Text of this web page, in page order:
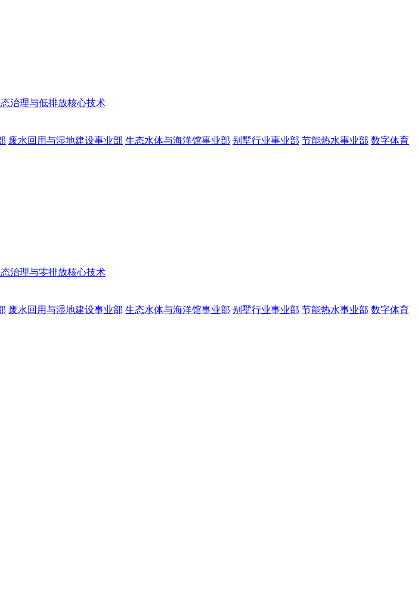
治理与低排放核心技术
废水回用与湿地建设事业部 生态水体与海洋馆事业部 别墅行业事业部 节能热水事业部 数字体育
治理与零排放核心技术
废水回用与湿地建设事业部 生态水体与海洋馆事业部 别墅行业事业部 节能热水事业部 数字体育